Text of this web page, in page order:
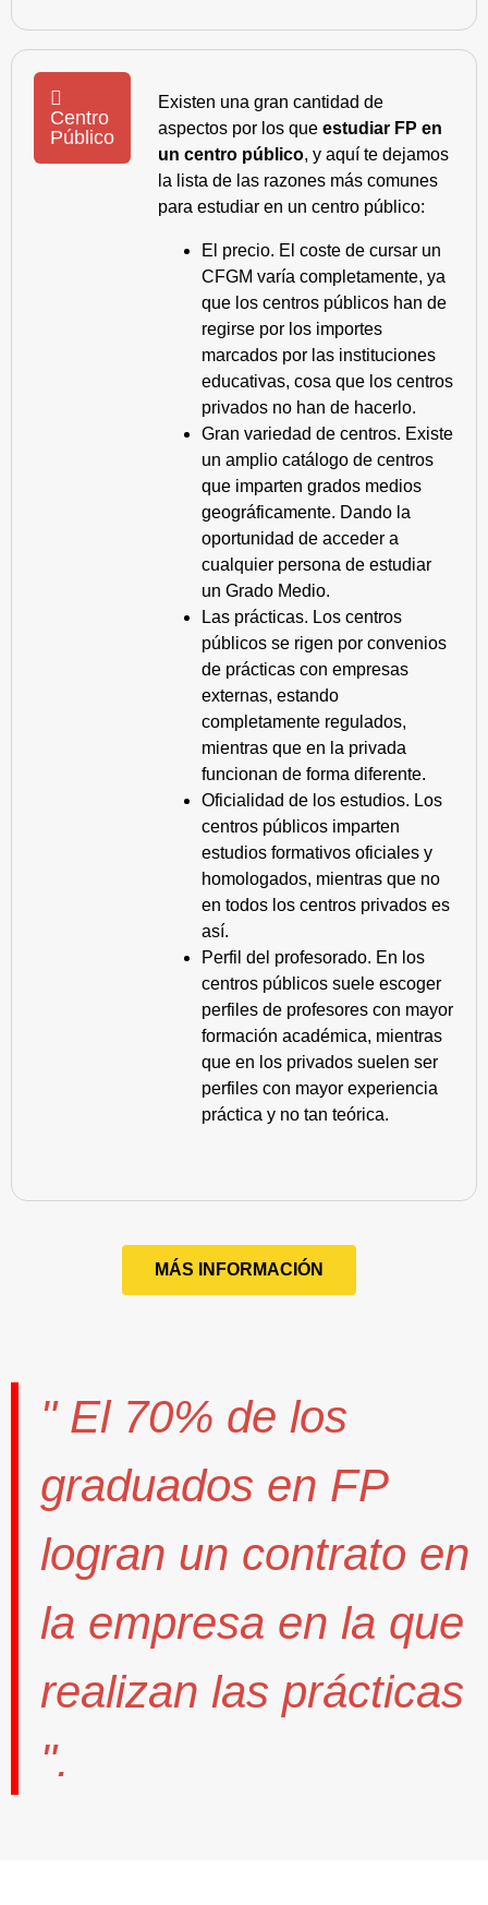
Centro
Público
Existen una gran cantidad de
aspectos por los que estudiar FP en
un centro público, y aquí te dejamos
la lista de las razones más comunes
para estudiar en un centro público:
El precio. El coste de cursar un
CFGM varía completamente, ya
que los centros públicos han de
regirse por los importes
marcados por las instituciones
educativas, cosa que los centros
privados no han de hacerlo.
Gran variedad de centros. Existe
un amplio catálogo de centros
que imparten grados medios
geográficamente. Dando la
oportunidad de acceder a
cualquier persona de estudiar
un Grado Medio.
Las prácticas. Los centros
públicos se rigen por convenios
de prácticas con empresas
externas, estando
completamente regulados,
mientras que en la privada
funcionan de forma diferente.
Oficialidad de los estudios. Los
centros públicos imparten
estudios formativos oficiales y
homologados, mientras que no
en todos los centros privados es
así.
Perfil del profesorado. En los
centros públicos suele escoger
perfiles de profesores con mayor
formación académica, mientras
que en los privados suelen ser
perfiles con mayor experiencia
práctica y no tan teórica.
MÁS INFORMACIÓN
" El 70% de los
graduados en FP
logran un contrato en
la empresa en la que
realizan las prácticas
".